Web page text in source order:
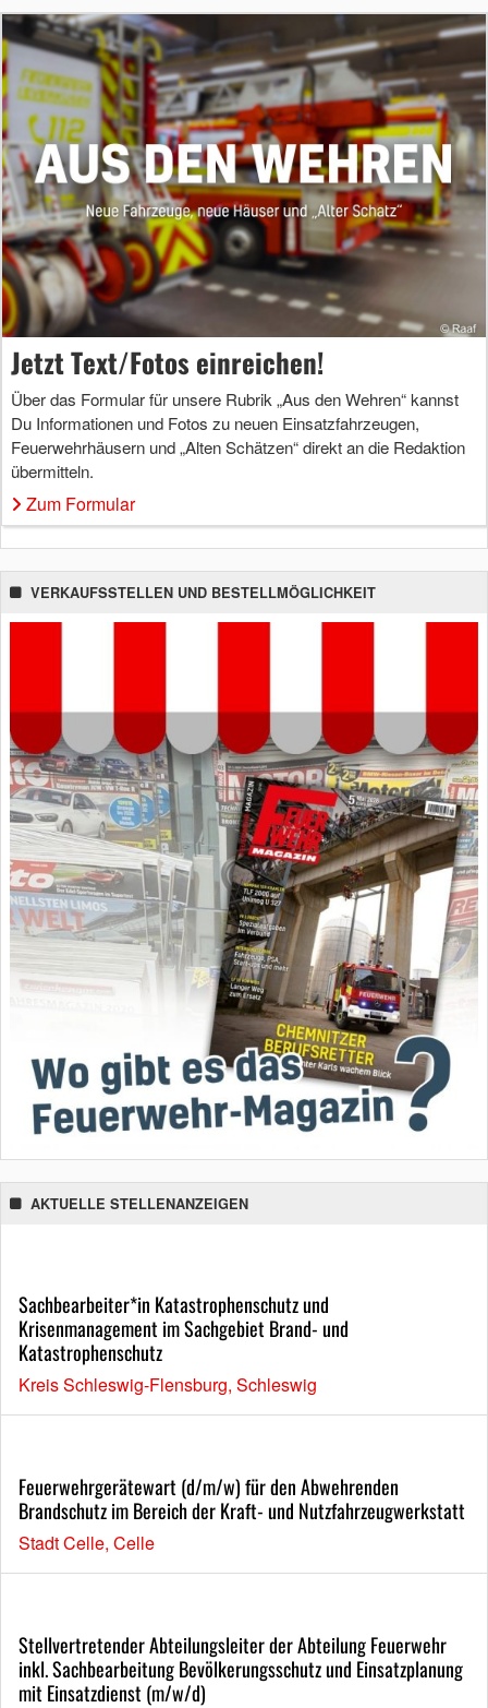
Jetzt Text/Fotos einreichen!
Über das Formular für unsere Rubrik „Aus den Wehren“ kannst
Du Informationen und Fotos zu neuen Einsatzfahrzeugen,
Feuerwehrhäusern und „Alten Schätzen“ direkt an die Redaktion
übermitteln.
Zum Formular
VERKAUFSSTELLEN UND BESTELLMÖGLICHKEIT
AKTUELLE STELLENANZEIGEN
Sachbearbeiter*in Katastrophenschutz und
Krisenmanagement im Sachgebiet Brand- und
Katastrophenschutz
Kreis Schleswig-Flensburg, Schleswig
Feuerwehrgerätewart (d/m/w) für den Abwehrenden
Brandschutz im Bereich der Kraft- und Nutzfahrzeugwerkstatt
Stadt Celle, Celle
Stellvertretender Abteilungsleiter der Abteilung Feuerwehr
inkl. Sachbearbeitung Bevölkerungsschutz und Einsatzplanung
mit Einsatzdienst (m/w/d)